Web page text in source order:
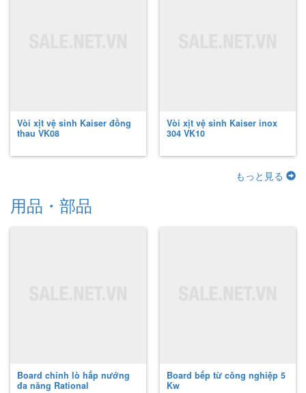
Vòi xịt vệ sinh Kaiser đồng
thau VK08
Vòi xịt vệ sinh Kaiser inox
304 VK10
もっと見る
用品・部品
Board chính lò hấp nướng
đa năng Rational
Board bếp từ công nghiệp 5
Kw